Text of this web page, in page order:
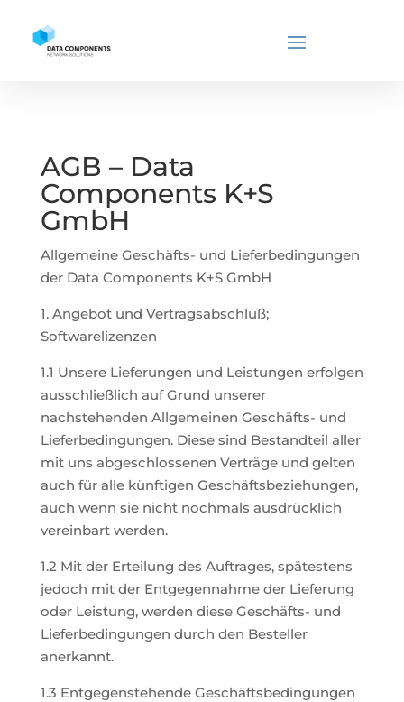
AGB – Data
Components K+S
GmbH
Allgemeine Geschäfts- und Lieferbedingungen
der Data Components K+S GmbH
1. Angebot und Vertragsabschluß;
Softwarelizenzen
1.1 Unsere Lieferungen und Leistungen erfolgen
ausschließlich auf Grund unserer
nachstehenden Allgemeinen Geschäfts- und
Lieferbedingungen. Diese sind Bestandteil aller
mit uns abgeschlossenen Verträge und gelten
auch für alle künftigen Geschäftsbeziehungen,
auch wenn sie nicht nochmals ausdrücklich
vereinbart werden.
1.2 Mit der Erteilung des Auftrages, spätestens
jedoch mit der Entgegennahme der Lieferung
oder Leistung, werden diese Geschäfts- und
Lieferbedingungen durch den Besteller
anerkannt.
1.3 Entgegenstehende Geschäftsbedingungen